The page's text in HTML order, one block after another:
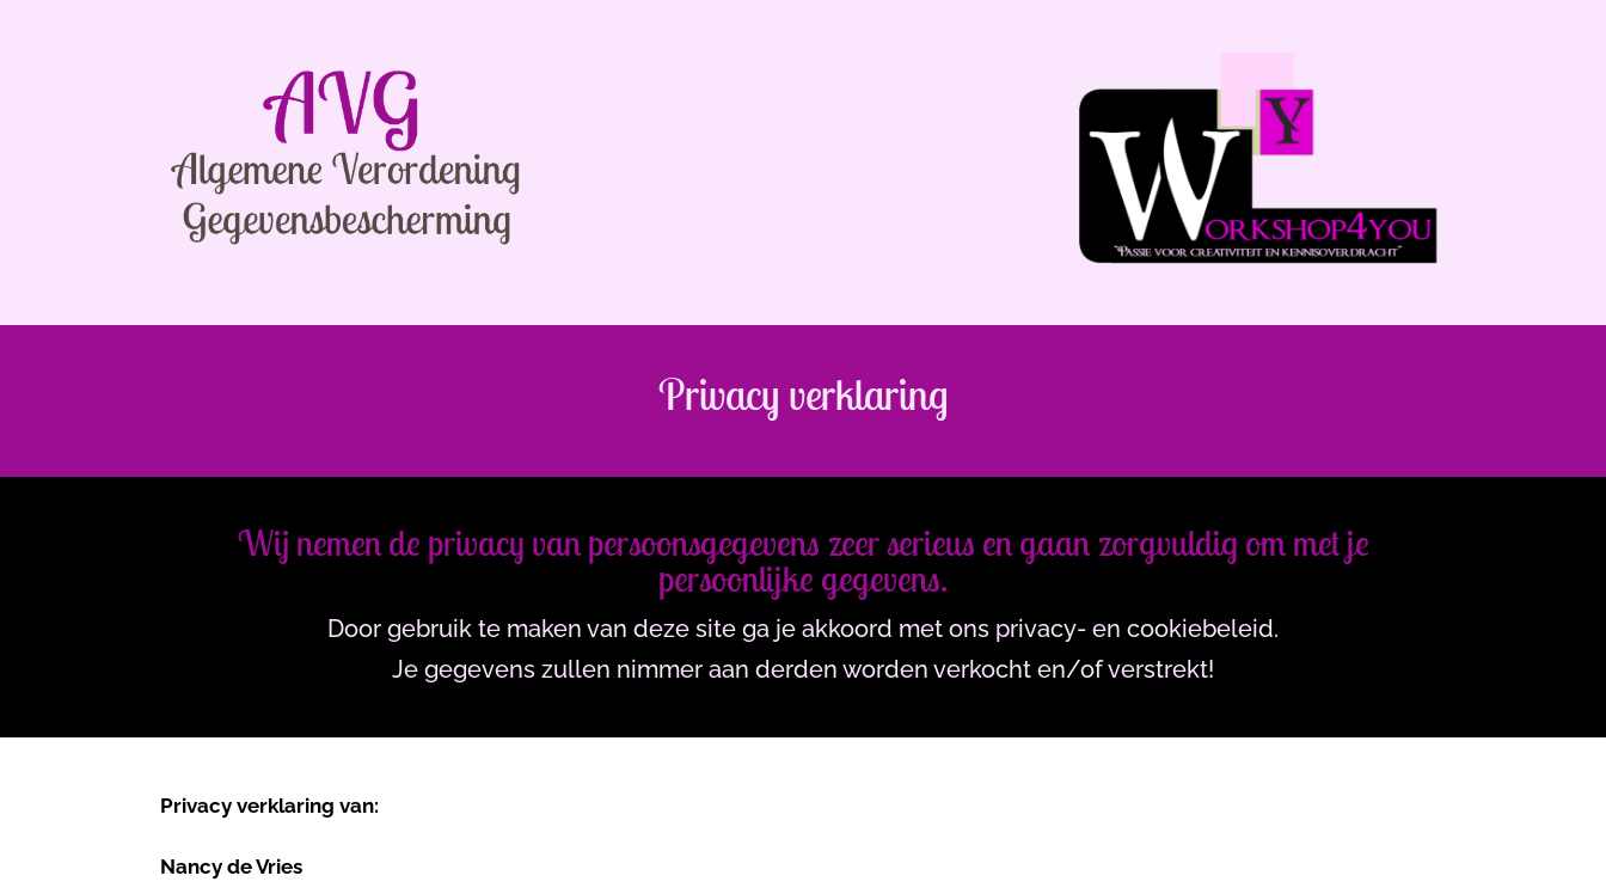
Privacy verklaring
Wij nemen de privacy van persoonsgegevens zeer serieus en gaan zorgvuldig om met je
persoonlijke gegevens.
Door gebruik te maken van deze site ga je akkoord met ons privacy- en cookiebeleid.
Je gegevens zullen nimmer aan derden worden verkocht en/of verstrekt!
Privacy verklaring van:
Nancy de Vries